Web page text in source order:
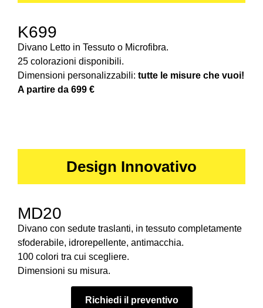
K699
Divano Letto in Tessuto o Microfibra.
25 colorazioni disponibili.
Dimensioni personalizzabili: tutte le misure che vuoi!
A partire da 699 €
Design Innovativo
MD20
Divano con sedute traslanti, in tessuto completamente
sfoderabile, idrorepellente, antimacchia.
100 colori tra cui scegliere.
Dimensioni su misura.
Richiedi il preventivo